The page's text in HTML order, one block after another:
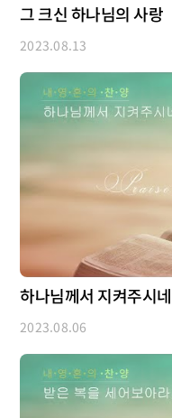
그 크신 하나님의 사랑
2023.08.13
하나님께서 지켜주시네
2023.08.06